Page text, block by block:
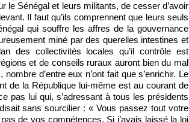
le Sénégal et leurs militants, de cesser d’avoir
Il faut qu’ils comprennent que leurs seuls
qui souffre les affres de la gouvernance
miné par des querelles intestines et
des collectivités locales qu’il contrôle est
et de conseils ruraux auront bien du mal
d’entre eux n’ont fait que s’enrichir. Le
de la République lui-même est au courant de
pas lui qui, s’adressant à tous les présidents
sans sourcilier : « Vous passez tout votre
de vos compétences. Si j’avais laissé la loi